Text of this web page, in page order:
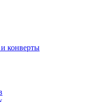
конверты